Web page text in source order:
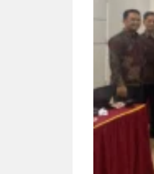
dunia kuliner dengan membuka
Prasetyo Buka Restoran
Ayam Panggang! Cuma Rp
15 Ribu, Resep Rahasia
Mami Bikin Nagih!